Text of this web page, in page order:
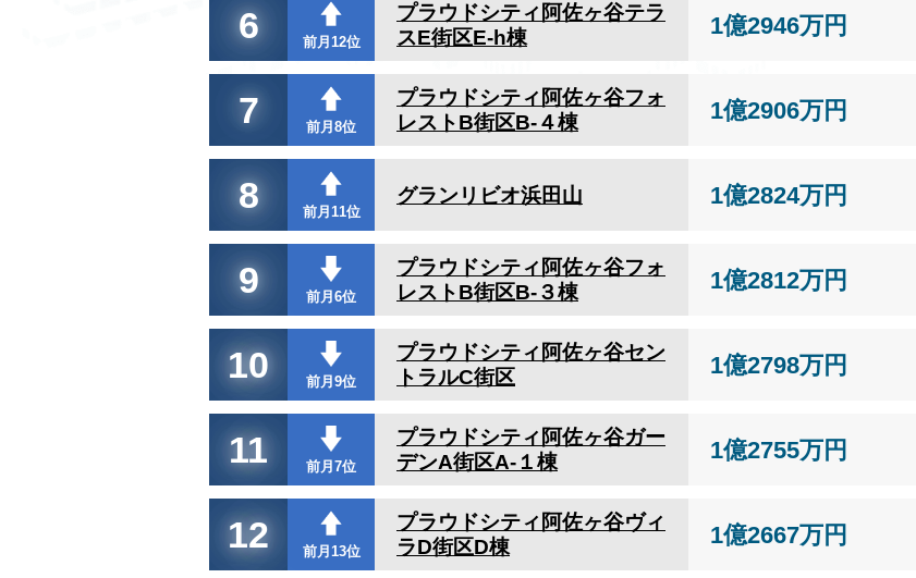
6 前月12位
プラウドシティ阿佐ヶ谷テラ
スE街区E-h棟
1億2946万円
7 前月8位
プラウドシティ阿佐ヶ谷フォ
レストB街区B-４棟
1億2906万円
8 前月11位
グランリビオ浜田山 1億2824万円
9 前月6位
プラウドシティ阿佐ヶ谷フォ
レストB街区B-３棟
1億2812万円
10 前月9位
プラウドシティ阿佐ヶ谷セン
トラルC街区
1億2798万円
11 前月7位
プラウドシティ阿佐ヶ谷ガー
デンA街区A-１棟
1億2755万円
12 前月13位
プラウドシティ阿佐ヶ谷ヴィ
ラD街区D棟
1億2667万円